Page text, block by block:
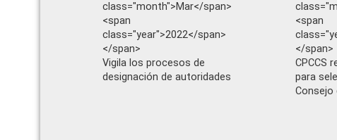
class="month">Mar</span>
<span
class="year">2022</span>
</span>
Vigila los procesos de
designación de autoridades
<span
</span>
CPCCS
para
Consejo